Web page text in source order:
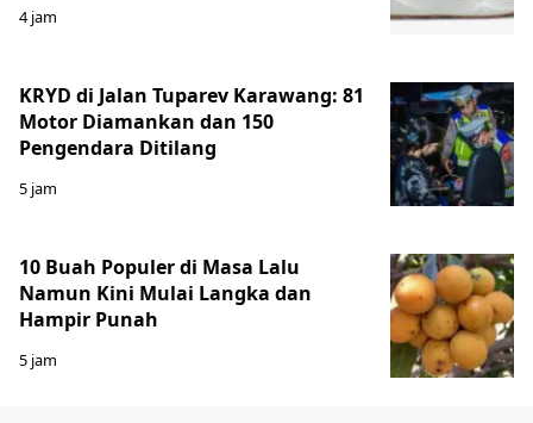
4 jam
KRYD di Jalan Tuparev Karawang: 81
Motor Diamankan dan 150
Pengendara Ditilang
5 jam
10 Buah Populer di Masa Lalu
Namun Kini Mulai Langka dan
Hampir Punah
5 jam